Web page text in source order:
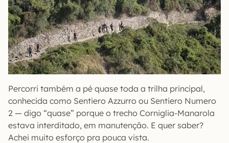
Percorri também a pé quase toda a trilha principal,
conhecida como Sentiero Azzurro ou Sentiero Numero
2 — digo “quase” porque o trecho Corniglia-Manarola
estava interditado, em manutenção. E quer saber?
Achei muito esforço pra pouca vista.